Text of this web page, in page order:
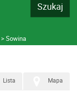
Sowina
Mapa
Lista